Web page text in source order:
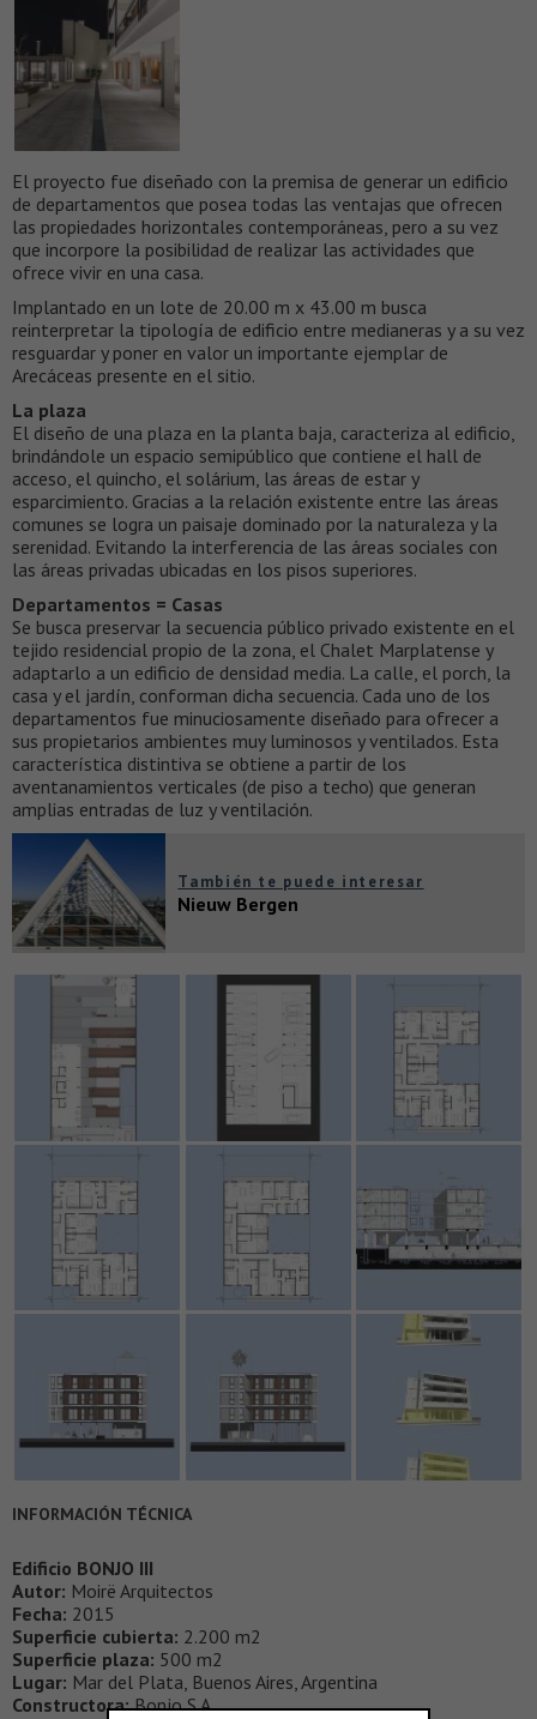
El proyecto fue diseñado con la premisa de generar un edificio
de departamentos que posea todas las ventajas que ofrecen
las propiedades horizontales contemporáneas, pero a su vez
que incorpore la posibilidad de realizar las actividades que
ofrece vivir en una casa.
Implantado en un lote de 20.00 m x 43.00 m busca
reinterpretar la tipología de edificio entre medianeras y a su vez
resguardar y poner en valor un importante ejemplar de
Arecáceas presente en el sitio.
La plaza
El diseño de una plaza en la planta baja, caracteriza al edificio,
brindándole un espacio semipúblico que contiene el hall de
acceso, el quincho, el solárium, las áreas de estar y
esparcimiento. Gracias a la relación existente entre las áreas
comunes se logra un paisaje dominado por la naturaleza y la
serenidad. Evitando la interferencia de las áreas sociales con
las áreas privadas ubicadas en los pisos superiores.
Departamentos = Casas
Se busca preservar la secuencia público privado existente en el
tejido residencial propio de la zona, el Chalet Marplatense y
adaptarlo a un edificio de densidad media. La calle, el porch, la
casa y el jardín, conforman dicha secuencia. Cada uno de los
departamentos fue minuciosamente diseñado para ofrecer a
sus propietarios ambientes muy luminosos y ventilados. Esta
característica distintiva se obtiene a partir de los
aventanamientos verticales (de piso a techo) que generan
amplias entradas de luz y ventilación.
También te puede interesar
Nieuw Bergen
INFORMACIÓN TÉCNICA
Edificio BONJO III
Autor: Moirë Arquitectos
Fecha: 2015
Superficie cubierta: 2.200 m2
Superficie plaza: 500 m2
Lugar: Mar del Plata, Buenos Aires, Argentina
Constructora:Bonjo S.A.